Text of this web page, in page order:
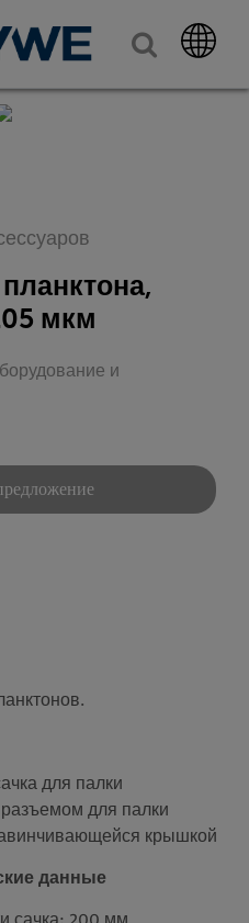
мкм
и
для палки
для палки
крышкой
данные